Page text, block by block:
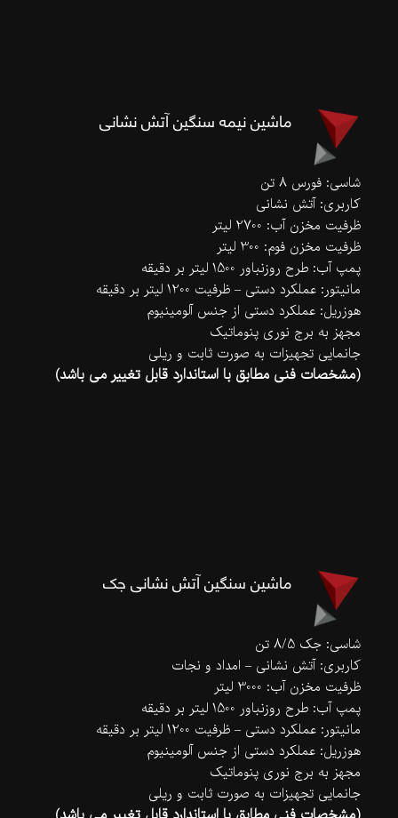
ماشین نیمه سنگین آتش نشانی
شاسی: فورس 8 تن
کاربری: آتش نشانی
ظرفیت مخزن آب: 2700 لیتر
ظرفیت مخزن فوم: 300 لیتر
پمپ آب: طرح روزنباور 1500 لیتر بر دقیقه
مانیتور: عملکرد دستی – ظرفیت 1200 لیتر بر دقیقه
هوزریل: عملکرد دستی از جنس آلومینیوم
مجهز به برج نوری پنوماتیک
جانمایی تجهیزات به صورت ثابت و ریلی
(مشخصات فنی مطابق با استاندارد قابل تغییر می باشد)
ماشین سنگین آتش نشانی جک
شاسی: جک 8/5 تن
کاربری: آتش نشانی – امداد و نجات
ظرفیت مخزن آب: 3000 لیتر
پمپ آب: طرح روزنباور 1500 لیتر بر دقیقه
مانیتور: عملکرد دستی – ظرفیت 1200 لیتر بر دقیقه
هوزریل: عملکرد دستی از جنس آلومینیوم
مجهز به برج نوری پنوماتیک
جانمایی تجهیزات به صورت ثابت و ریلی